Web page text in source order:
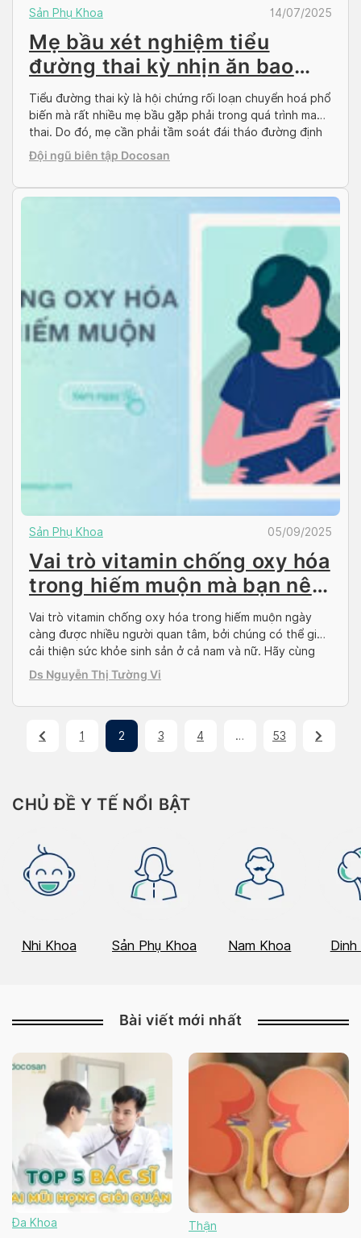
Sản Phụ Khoa 14/07/2025
Mẹ bầu xét nghiệm tiểu
đường thai kỳ nhịn ăn bao
lâu?
Tiểu đường thai kỳ là hội chứng rối loạn chuyển hoá phổ
biến mà rất nhiều mẹ bầu gặp phải trong quá trình mang
thai. Do đó, mẹ cần phải tầm soát đái tháo đường định
kỳ để phát hiện sớm, tránh gây nguy hiểm cho cả mẹ và
bé. Trong bài viết sau đây, […]
Đội ngũ biên tập Docosan
Sản Phụ Khoa 05/09/2025
Vai trò vitamin chống oxy hóa
trong hiếm muộn mà bạn nên
biết
Vai trò vitamin chống oxy hóa trong hiếm muộn ngày
càng được nhiều người quan tâm, bởi chúng có thể giúp
cải thiện sức khỏe sinh sản ở cả nam và nữ. Hãy cùng
tìm hiểu cách bổ sung các loại vitamin này đúng cách để
hỗ trợ khả năng thụ thai và giảm nguy […]
Ds Nguyễn Thị Tường Vi
1 2 3 4 … 53
CHỦ ĐỀ Y TẾ NỔI BẬT
Nhi Khoa Sản Phụ Khoa Nam Khoa
Bài viết mới nhất
Đa Khoa Thận